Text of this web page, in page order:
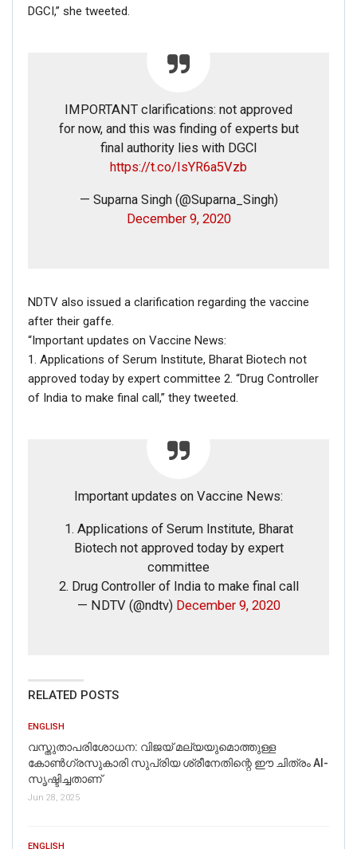
DGCI,” she tweeted.
IMPORTANT clarifications: not approved
for now, and this was finding of experts but
final authority lies with DGCI
https://t.co/IsYR6a5Vzb
— Suparna Singh (@Suparna_Singh)
December 9, 2020
NDTV also issued a clarification regarding the vaccine
after their gaffe.
“Important updates on Vaccine News:
1. Applications of Serum Institute, Bharat Biotech not
approved today by expert committee 2. “Drug Controller
of India to make final call,” they tweeted.
Important updates on Vaccine News:
1. Applications of Serum Institute, Bharat
Biotech not approved today by expert
committee
2. Drug Controller of India to make final call
— NDTV (@ndtv) December 9, 2020
RELATED POSTS
ENGLISH
വസ്തുതാപരിശോധന: വിജയ് മല്യയുമൊത്തുള്ള
കോൺഗ്രസുകാരി സുപ്രിയ ശ്രീനേതിന്റെ ഈ ചിത്രം AI-
സൃഷ്ടിച്ചതാണ്
Jun 28, 2025
ENGLISH